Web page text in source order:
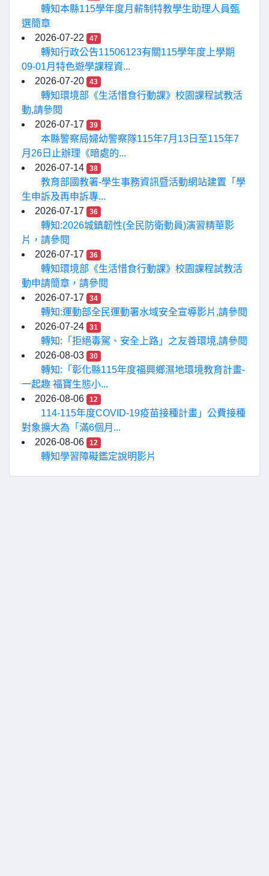
轉知本縣115學年度月薪制特教學生助理人員甄
選簡章
2026-07-22
47
轉知行政公告11506123有關115學年度上學期
09-01月特色遊學課程資...
2026-07-20
43
轉知環境部《生活惜食行動課》校園課程試教活
動,請參閱
2026-07-17
39
本縣警察局婦幼警察隊115年7月13日至115年7
月26日止辦理《暗處的...
2026-07-14
38
教育部國教署-學生事務資訊暨活動網站建置「學
生申訴及再申訴專...
2026-07-17
36
轉知:2026城鎮韌性(全民防衛動員)演習精華影
片，請參閱
2026-07-17
36
轉知環境部《生活惜食行動課》校園課程試教活
動申請簡章，請參閱
2026-07-17
34
轉知:運動部全民運動署水域安全宣導影片,請參閱
2026-07-24
31
轉知:「拒絕毒駕、安全上路」之友善環境,請參閱
2026-08-03
30
轉知:「彰化縣115年度福興鄉濕地環境教育計畫-
一起趣 福寶生態小...
2026-08-06
12
114-115年度COVID-19疫苗接種計畫」公費接種
對象擴大為「滿6個月...
2026-08-06
12
轉知學習障礙鑑定說明影片